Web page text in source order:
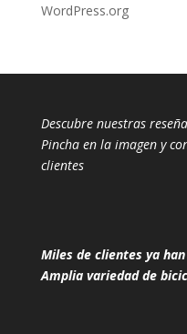
WordPress.org
Descubre nuestras
Pincha en la imagen y
clientes
Miles de clientes ya
Amplia variedad de